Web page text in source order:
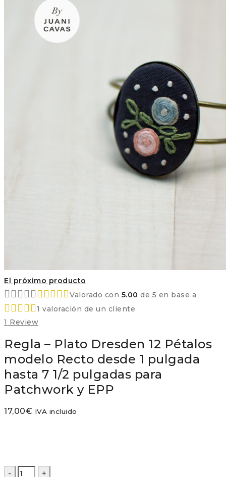
El próximo producto
Valorado con 5.00 de 5 en base a
1 valoración de un cliente
1 Review
Regla – Plato Dresden 12 Pétalos
modelo Recto desde 1 pulgada
hasta 7 1/2 pulgadas para
Patchwork y EPP
17,00€ IVA incluido
Regla